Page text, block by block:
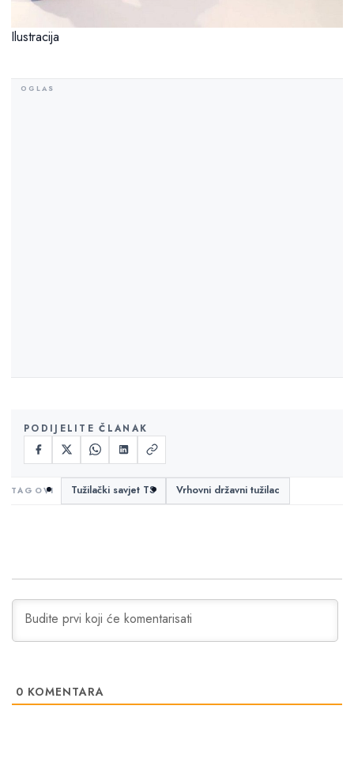
Ilustracija
PODIJELITE ČLANAK
Tužilački savjet TS Vrhovni državni tužilac
0 KOMENTARA